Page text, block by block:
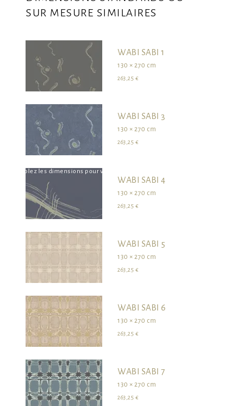
survolez les dimensions pour visualiser le produit dans son ensemble
sur mesure similaires
WABI SABI 1
130 × 270 cm
263,25 €
WABI SABI 3
130 × 270 cm
263,25 €
WABI SABI 4
130 × 270 cm
263,25 €
WABI SABI 5
130 × 270 cm
263,25 €
WABI SABI 6
130 × 270 cm
263,25 €
WABI SABI 7
130 × 270 cm
263,25 €